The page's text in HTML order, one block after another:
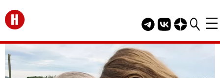
Перейти на главную
Telegram канал
Группа HELLO
Канал